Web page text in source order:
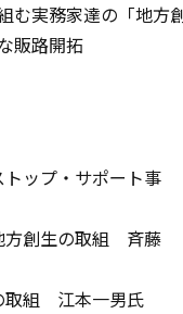
む実務家達の「地方
販路開拓
ップ・サポート事
方創生の取組 斉藤
取組 江本一男氏